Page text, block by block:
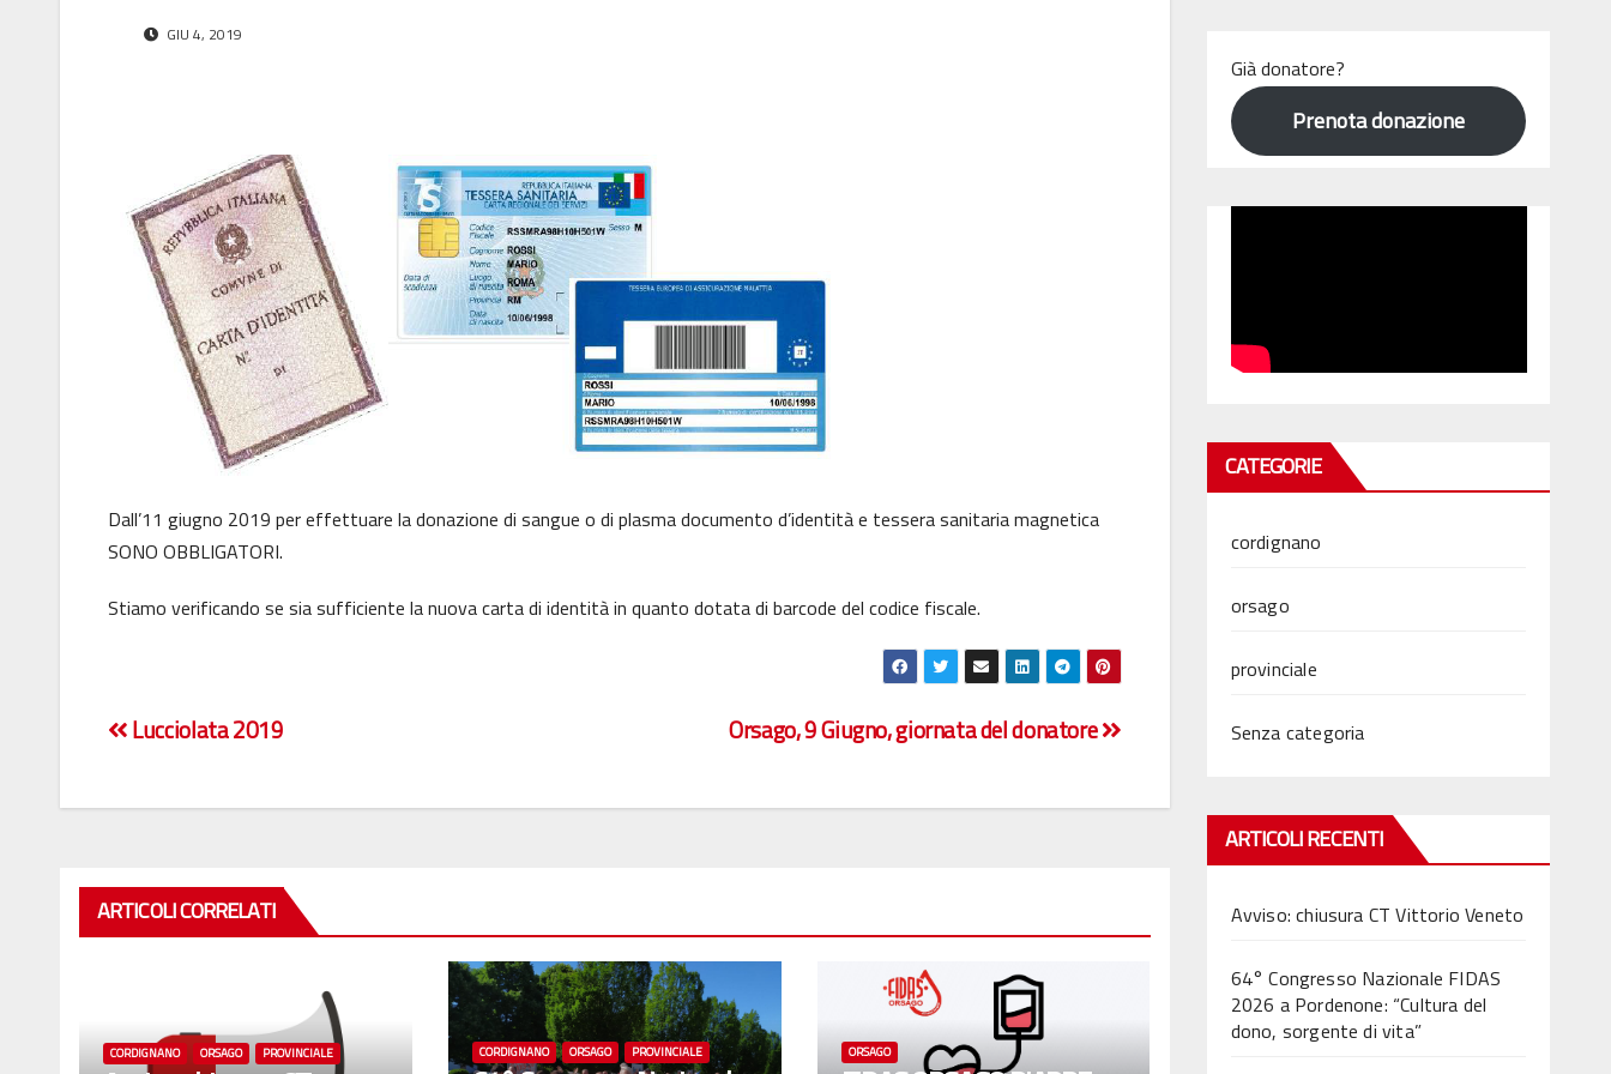
GIU 4, 2019
Dall’11 giugno 2019 per effettuare la donazione di sangue o di plasma documento d’identità e tessera sanitaria magnetica
SONO OBBLIGATORI.
Stiamo verificando se sia sufficiente la nuova carta di identità in quanto dotata di barcode del codice fiscale.
Navigazione
Orsago, 9 Giugno, giornata del donatore
Lucciolata 2019
ARTICOLI CORRELATI
CORDIGNANO ORSAGO PROVINCIALE CORDIGNANO ORSAGO PROVINCIALE ORSAGO
Già donatore?
Prenota donazione
CATEGORIE
cordignano
orsago
provinciale
Senza categoria
ARTICOLI RECENTI
Avviso: chiusura CT Vittorio Veneto
64° Congresso Nazionale FIDAS
2026 a Pordenone: “Cultura del
dono, sorgente di vita”